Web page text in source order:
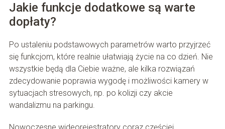
Jakie funkcje dodatkowe są warte
dopłaty?
Po ustaleniu podstawowych parametrów warto przyjrzeć
się funkcjom, które realnie ułatwiają życie na co dzień. Nie
wszystkie będą dla Ciebie ważne, ale kilka rozwiązań
zdecydowanie poprawia wygodę i możliwości kamery w
sytuacjach stresowych, np. po kolizji czy akcie
wandalizmu na parkingu.